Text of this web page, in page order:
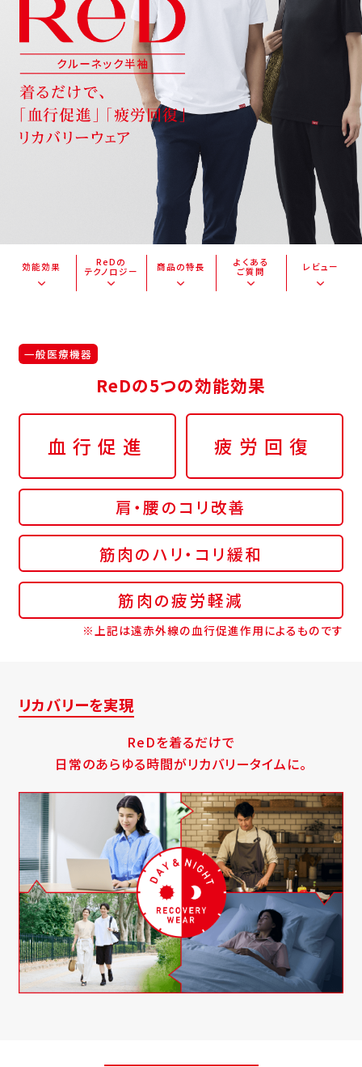
効能効果
ReDの
テクノロジー
商品の特長
よくある
ご質問
レビュー
一般医療機器
ReDの5つの効能効果
血行促進 疲労回復
肩・腰のコリ改善
筋肉のハリ・コリ緩和
筋肉の疲労軽減
※上記は遠赤外線の血行促進作用によるものです
リカバリーを実現
ReDを着るだけで
日常のあらゆる時間がリカバリータイムに。